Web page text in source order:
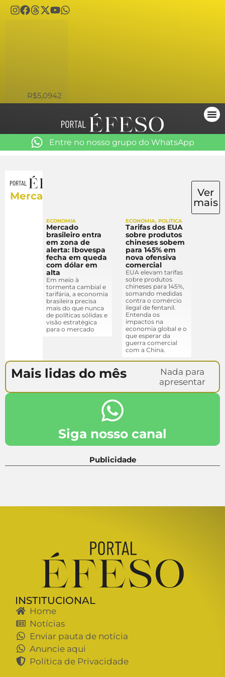
R$5,0942
Entre no nosso grupo do WhatsApp
Mercado
ECONOMIA
Mercado
brasileiro entra
em zona de
alerta: Ibovespa
fecha em queda
com dólar em
alta
Em meio à
tormenta cambial e
tarifária, a economia
brasileira precisa
mais do que nunca
de políticas sólidas e
visão estratégica
para o mercado
ECONOMIA, POLÍTICA
Tarifas dos EUA
sobre produtos
chineses sobem
para 145% em
nova ofensiva
comercial
EUA elevam tarifas
sobre produtos
chineses para 145%,
somando medidas
contra o comércio
ilegal de fentanil.
Entenda os
impactos na
economia global e o
que esperar da
guerra comercial
com a China.
Ver
mais
Mais lidas do mês
Nada para
apresentar
Siga nosso canal
Publicidade
INSTITUCIONAL
Home
Notícias
Enviar pauta de notícia
Anuncie aqui
Política de Privacidade